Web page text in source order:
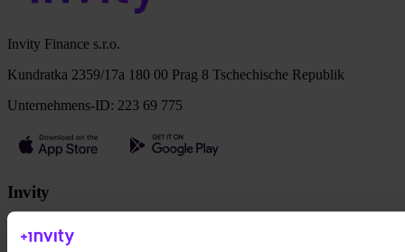
Invity Finance s.r.o.
Kundratka 2359/17a 180 00 Prag 8 Tschechische Republik
Unternehmens-ID: 223 69 775
Invity
Persönlich
Unternehmen